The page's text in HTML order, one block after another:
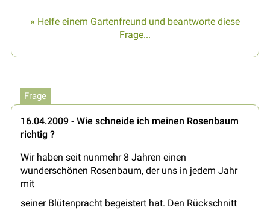
» Helfe einem Gartenfreund und beantworte diese
Frage...
Frage
16.04.2009 - Wie schneide ich meinen Rosenbaum
richtig ?
Wir haben seit nunmehr 8 Jahren einen
wunderschönen Rosenbaum, der uns in jedem Jahr
mit
seiner Blütenpracht begeistert hat. Den Rückschnitt